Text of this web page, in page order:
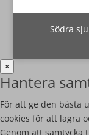
Södra
×
Hantera
För att ge den bästa
cookies för att lagra
Genom att samtycka